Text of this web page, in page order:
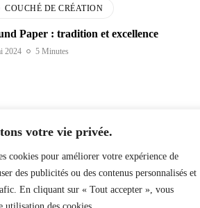
votre vie privée.
cookies pour améliorer votre expérience de
des publicités ou des contenus personnalisés et
En cliquant sur « Tout accepter », vous
COUCHÉ DE CRÉATION
Paper : tradition et excellence
2024 5 Minutes
PROCOP. Tous droits réservés.